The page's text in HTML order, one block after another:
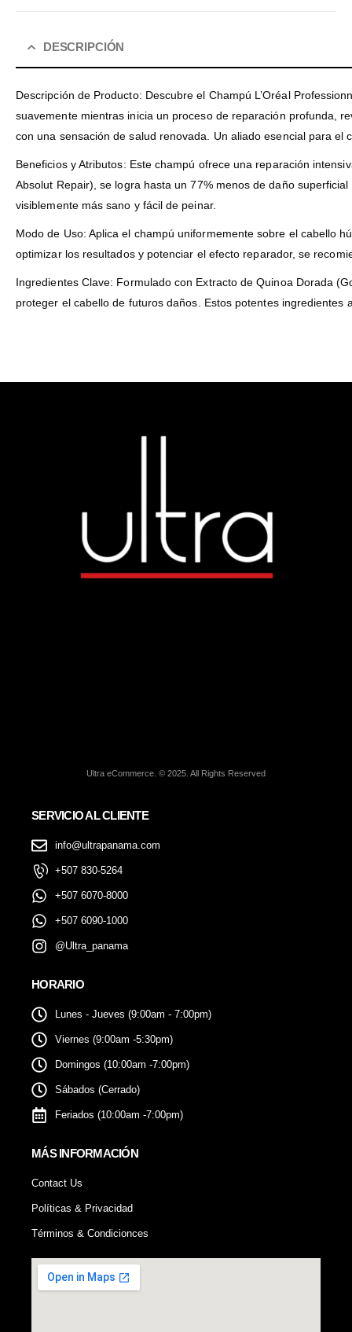
DESCRIPCIÓN
Descripción de Producto: Descubre el Champú L’Oréal
suavemente mientras inicia un proceso de reparación profunda,
con una sensación de salud renovada. Un aliado esencial para
Beneficios y Atributos: Este champú ofrece una reparación
Absolut Repair), se logra hasta un 77% menos de daño
visiblemente más sano y fácil de peinar.
Modo de Uso: Aplica el champú uniformemente sobre el cabello
optimizar los resultados y potenciar el efecto reparador, se
Ingredientes Clave: Formulado con Extracto de Quinoa Dorada
proteger el cabello de futuros daños. Estos potentes
Ultra eCommerce. © 2025. All Rights Reserved
SERVICIO AL CLIENTE
info@ultrapanama.com
+507 830-5264
+507 6070-8000
+507 6090-1000
@Ultra_panama
HORARIO
Lunes - Jueves (9:00am - 7:00pm)
Viernes (9:00am -5:30pm)
Domingos (10:00am -7:00pm)
Sábados (Cerrado)
Feriados (10:00am -7:00pm)
MÁS INFORMACIÓN
Contact Us
Políticas & Privacidad
Términos & Condicionces